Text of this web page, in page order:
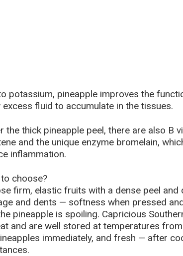
potassium, pineapple improves the
excess fluid to accumulate in the tissues.
the thick pineapple peel, there are also B
and the unique enzyme bromelain,
inflammation.
choose?
firm, elastic fruits with a dense peel and
and dents — softness when pressed
pineapple is spoiling. Capricious
and are well stored at temperatures
immediately, and fresh — after